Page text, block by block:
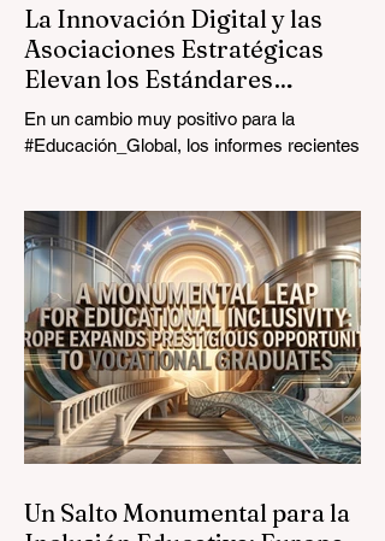
La Innovación Digital y las
Asociaciones Estratégicas
Elevan los Estándares
Educativos Globales
En un cambio muy positivo para la
#Educación_Global, los informes recientes
aulas en todo el mundo. La rápida
integración de asistentes de
#Inteligencia_Artificial especializados,
diseñados específicamente para
educadores, está revolucionando la
profesión docente. Al automatizar con
éxito las tareas administrativas que
consumen mucho tiempo, estas
herramientas avanzadas están marcando
el comie
Un Salto Monumental para la